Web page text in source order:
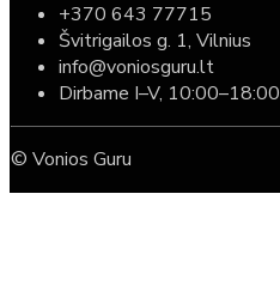
+370 643 77715
Švitrigailos g. 1, Vilnius
info@voniosguru.lt
Dirbame I–V, 10:00–18:00
© Vonios Guru